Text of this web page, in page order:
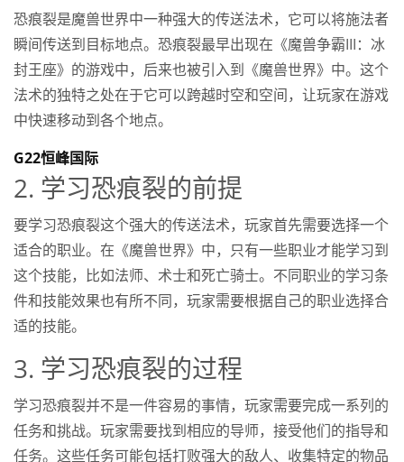
恐痕裂是魔兽世界中一种强大的传送法术，它可以将施法者
瞬间传送到目标地点。恐痕裂最早出现在《魔兽争霸III：冰
封王座》的游戏中，后来也被引入到《魔兽世界》中。这个
法术的独特之处在于它可以跨越时空和空间，让玩家在游戏
中快速移动到各个地点。
G22恒峰国际
2. 学习恐痕裂的前提
要学习恐痕裂这个强大的传送法术，玩家首先需要选择一个
适合的职业。在《魔兽世界》中，只有一些职业才能学习到
这个技能，比如法师、术士和死亡骑士。不同职业的学习条
件和技能效果也有所不同，玩家需要根据自己的职业选择合
适的技能。
3. 学习恐痕裂的过程
学习恐痕裂并不是一件容易的事情，玩家需要完成一系列的
任务和挑战。玩家需要找到相应的导师，接受他们的指导和
任务。这些任务可能包括打败强大的敌人、收集特定的物品